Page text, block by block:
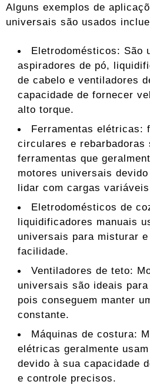
Alguns exemplos de
universais são usados
Eletrodomésticos: São
aspiradores de pó,
de cabelo e ventiladores
capacidade de fornecer
alto torque.
Ferramentas elétricas:
circulares e rebarbadoras
ferramentas que
motores universais
lidar com cargas
Eletrodomésticos de
liquidificadores manuais
universais para misturar
facilidade.
Ventiladores de teto:
universais são ideais
pois conseguem manter
constante.
Máquinas de costura:
elétricas geralmente
devido à sua capacidade
e controle precisos.